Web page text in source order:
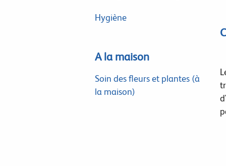
Hygiène
A la maison
Soin des fleurs et plantes (à
la maison)